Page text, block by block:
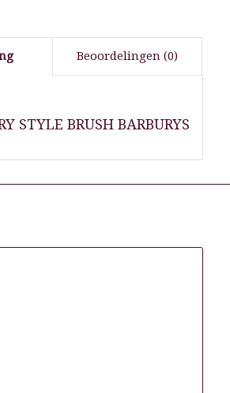
Beoordelingen (0)
STYLE BRUSH BARBURYS